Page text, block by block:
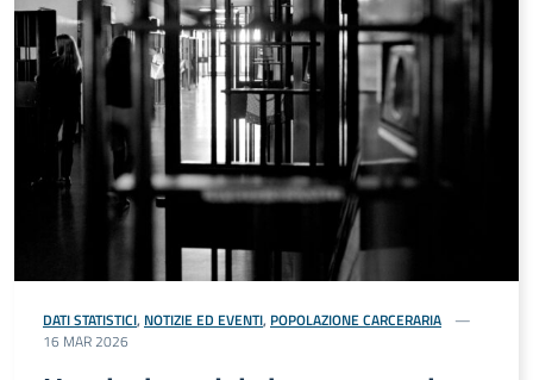
DATI STATISTICI, NOTIZIE ED EVENTI, POPOLAZIONE CARCERARIA
16 MAR 2026